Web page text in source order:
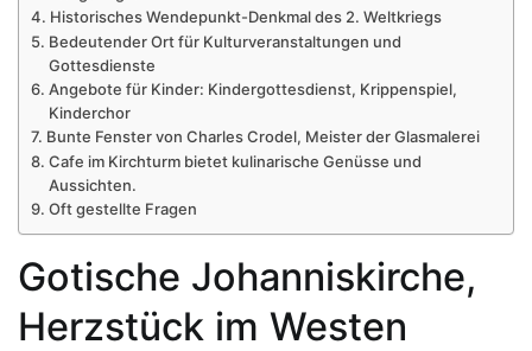
Historisches Wendepunkt-Denkmal des 2. Weltkriegs
Bedeutender Ort für Kulturveranstaltungen und
Gottesdienste
Angebote für Kinder: Kindergottesdienst, Krippenspiel,
Kinderchor
Bunte Fenster von Charles Crodel, Meister der Glasmalerei
Cafe im Kirchturm bietet kulinarische Genüsse und
Aussichten.
Oft gestellte Fragen
Gotische Johanniskirche,
Herzstück im Westen